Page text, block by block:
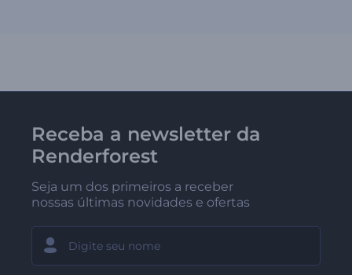
Receba a newsletter da
Renderforest
Seja um dos primeiros a receber
nossas últimas novidades e ofertas